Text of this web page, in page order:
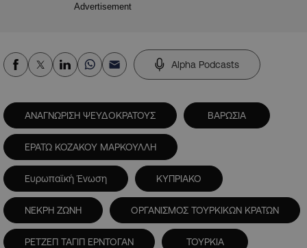
Advertisement
Alpha Podcasts
ΑΝΑΓΝΩΡΙΣΗ ΨΕΥΔΟΚΡΑΤΟΥΣ ΒΑΡΩΣΙΑ
ΕΡΑΤΩ ΚΟΖΑΚΟΥ ΜΑΡΚΟΥΛΛΗ
Ευρωπαϊκή Ένωση ΚΥΠΡΙΑΚΟ
ΝΕΚΡΗ ΖΩΝΗ ΟΡΓΑΝΙΣΜΟΣ ΤΟΥΡΚΙΚΩΝ ΚΡΑΤΩΝ
ΡΕΤΖΕΠ ΤΑΓΙΠ ΕΡΝΤΟΓΑΝ ΤΟΥΡΚΙΑ